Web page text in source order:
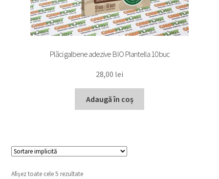
Plăci galbene adezive BIO Plantella 10 buc
28,00 lei
Adaugă în coș
Afișez toate cele 5 rezultate